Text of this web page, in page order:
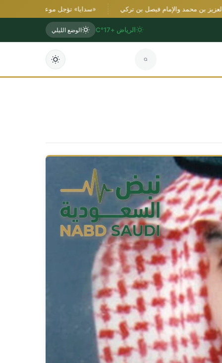
بن محمد والإمام فيصل بن تركي «سدايا» تؤجل موعد انعقاد النسخة
الرياض +17°C الوضع الليلي